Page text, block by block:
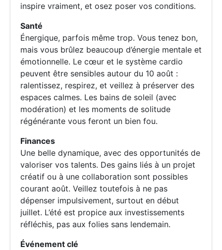
inspire vraiment, et osez poser vos conditions.
Santé
Énergique, parfois même trop. Vous tenez bon,
mais vous brûlez beaucoup d’énergie mentale et
émotionnelle. Le cœur et le système cardio
peuvent être sensibles autour du 10 août :
ralentissez, respirez, et veillez à préserver des
espaces calmes. Les bains de soleil (avec
modération) et les moments de solitude
régénérante vous feront un bien fou.
Finances
Une belle dynamique, avec des opportunités de
valoriser vos talents. Des gains liés à un projet
créatif ou à une collaboration sont possibles
courant août. Veillez toutefois à ne pas
dépenser impulsivement, surtout en début
juillet. L’été est propice aux investissements
réfléchis, pas aux folies sans lendemain.
Événement clé